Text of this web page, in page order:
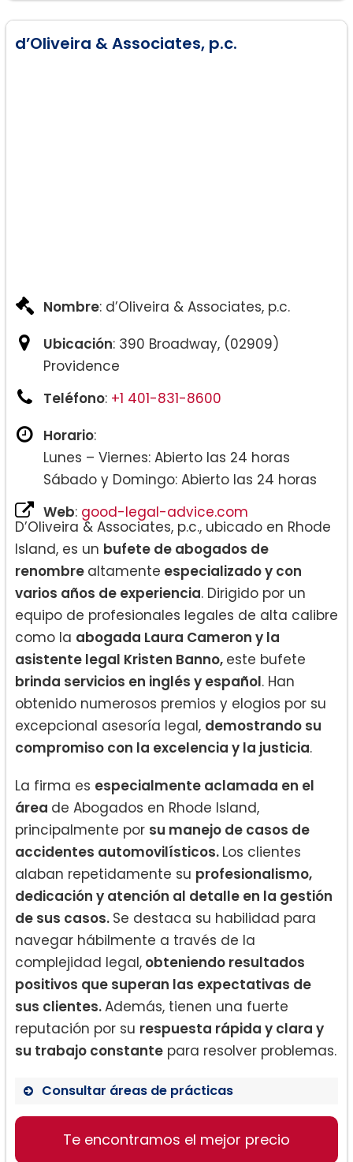
d’Oliveira & Associates, p.c.
Nombre: d’Oliveira & Associates, p.c.
Ubicación: 390 Broadway, (02909)
Providence
Teléfono: +1 401-831-8600
Horario:
Lunes – Viernes: Abierto las 24 horas
Sábado y Domingo: Abierto las 24 horas
Web: good-legal-advice.com
D’Oliveira & Associates, p.c., ubicado en Rhode
Island, es un bufete de abogados de
renombre altamente especializado y con
varios años de experiencia. Dirigido por un
equipo de profesionales legales de alta calibre
como la abogada Laura Cameron y la
asistente legal Kristen Banno, este bufete
brinda servicios en inglés y español. Han
obtenido numerosos premios y elogios por su
excepcional asesoría legal, demostrando su
compromiso con la excelencia y la justicia.
La firma es especialmente aclamada en el
área de Abogados en Rhode Island,
principalmente por su manejo de casos de
accidentes automovilísticos. Los clientes
alaban repetidamente su profesionalismo,
dedicación y atención al detalle en la gestión
de sus casos. Se destaca su habilidad para
navegar hábilmente a través de la
complejidad legal, obteniendo resultados
positivos que superan las expectativas de
sus clientes.Además, tienen una fuerte
reputación por su respuesta rápida y clara y
su trabajo constante para resolver problemas.
Consultar áreas de prácticas
Accidentes automovilísticos
Te encontramos el mejor precio